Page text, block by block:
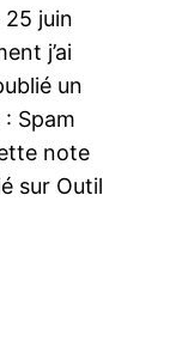
25 juin
j’ai
un
Spam
note
sur Outil